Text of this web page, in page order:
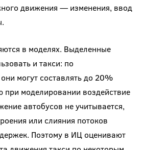
движения — изменения, ввод
в моделях. Выделенные
и такси: по
могут составлять до 20%
при моделировании воздействие
автобусов не учитывается,
или слияния потоков
Поэтому в ИЦ оценивают